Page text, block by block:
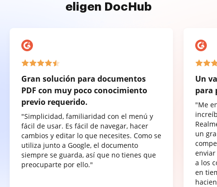
eligen DocHub
Gran solución para documentos
PDF con muy poco conocimiento
previo requerido.
"Simplicidad, familiaridad con el menú y
fácil de usar. Es fácil de navegar, hacer
cambios y editar lo que necesites. Como se
utiliza junto a Google, el documento
siempre se guarda, así que no tienes que
preocuparte por ello."
Un
para
"Me
un
a los
en